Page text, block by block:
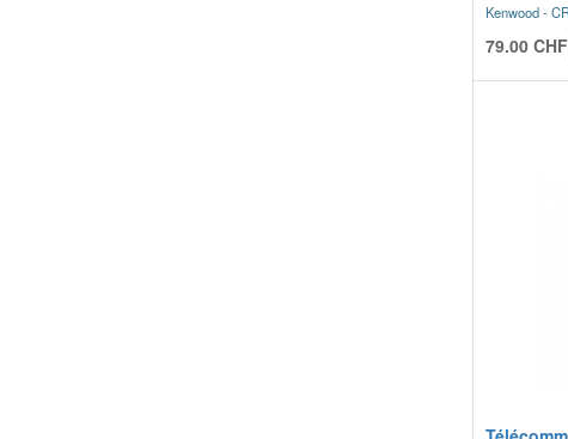
Kenwood -
79.00CHF